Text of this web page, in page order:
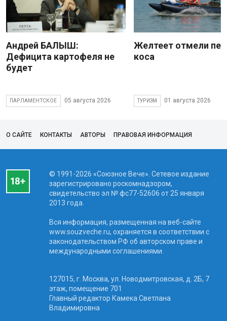
Андрей БАЛЫШ:
Дефицита картофеля не
будет
ПАРЛАМЕНТСКОЕ 05 августа 2026
Желтеет отмели
коса
ТУРИЗМ 01 августа 2026
О САЙТЕ КОНТАКТЫ АВТОРЫ ПРАВОВАЯ ИНФОРМАЦИЯ
© 1991-2026 «Союзное Вече». Сетевое издание
зарегистрировано роскомнадзором,
свидетельство эл № фc77-52606 от 25 января
2013 года.
Вся информация, размещенная на веб-сайте
www.souzveche.ru, охраняется в соответствии с
законодательством РФ об авторском праве и
международными соглашениями.
127015, г. Москва, ул. Новодмитровская, д. 2Б, 7
этаж, помещение 701
Главный редактор Камека Светлана
Владимировна